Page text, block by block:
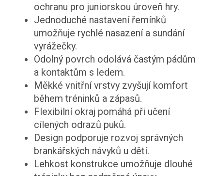
ochranu pro juniorskou úroveň hry.
Jednoduché nastavení řemínků
umožňuje rychlé nasazení a sundání
vyrážečky.
Odolný povrch odolává častým pádům
a kontaktům s ledem.
Měkké vnitřní vrstvy zvyšují komfort
během tréninků a zápasů.
Flexibilní okraj pomáhá při učení
cílených odrazů puků.
Design podporuje rozvoj správných
brankářských návyků u dětí.
Lehkost konstrukce umožňuje dlouhé